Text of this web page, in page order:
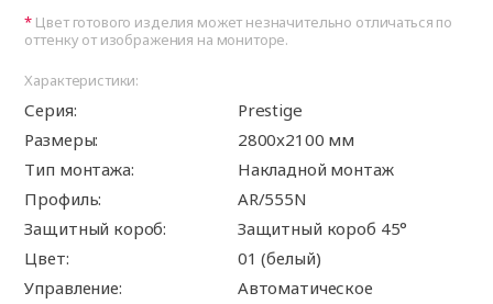
Цвет готового изделия может незначительно отличаться по
оттенку от изображения на мониторе.
Характеристики:
Серия:
Prestige
Размеры:
2800x2100 мм
Тип монтажа:
Накладной монтаж
Профиль:
AR/555N
Защитный короб:
Защитный короб 45°
Цвет:
01 (белый)
Управление:
Автоматическое